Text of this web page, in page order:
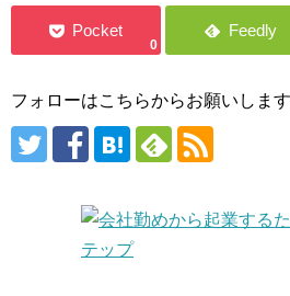
0
フォローはこちらからお願いします